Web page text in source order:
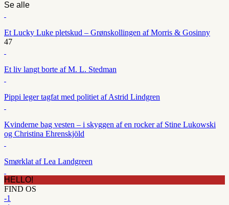
Se alle
Et Lucky Luke pletskud – Grønskollingen af Morris & Gosinny
47
Et liv langt borte af M. L. Stedman
Pippi leger tagfat med politiet af Astrid Lindgren
Kvinderne bag vesten – i skyggen af en rocker af Stine Lukowski
og Christina Ehrenskjöld
Smørklat af Lea Landgreen
HELLO!
FIND OS
-1